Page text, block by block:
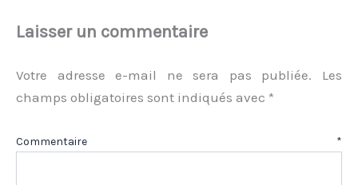
Laisser un commentaire
Votre adresse e-mail ne sera pas publiée.
Les
champs obligatoires sont indiqués avec *
Commentaire *